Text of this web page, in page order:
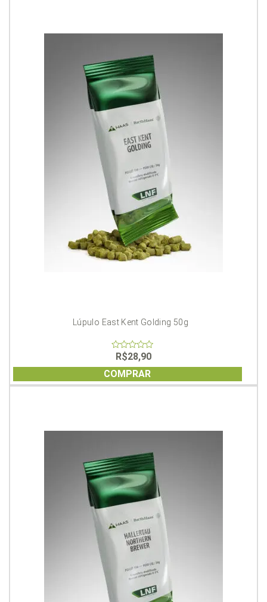
Lúpulo East Kent Golding 50g
out
of
5
R$28,90
COMPRAR